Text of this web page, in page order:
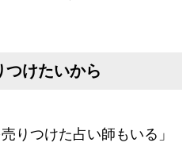
けたいから
りつけた占い師もいる」